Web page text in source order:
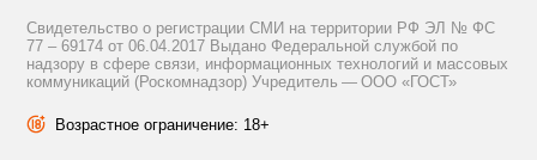
Свидетельство о регистрации СМИ на территории РФ ЭЛ № ФС
77 – 69174 от 06.04.2017 Выдано Федеральной службой по
надзору в сфере связи, информационных технологий и массовых
коммуникаций (Роскомнадзор) Учредитель — ООО «ГОСТ»
Возрастное ограничение: 18+